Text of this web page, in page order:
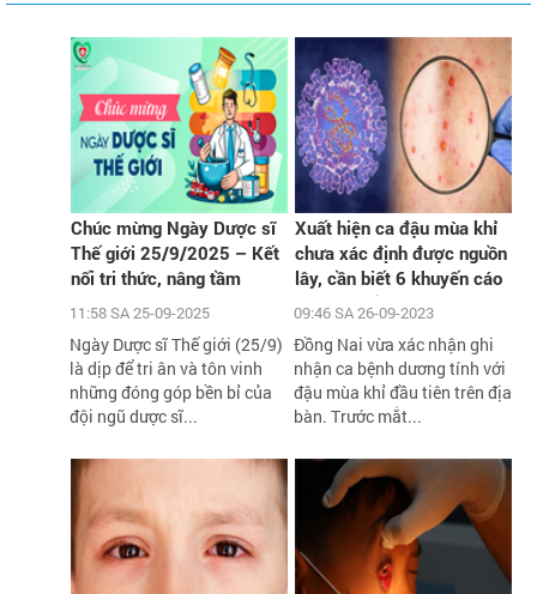
Chúc mừng Ngày Dược sĩ
Thế giới 25/9/2025 – Kết
nối tri thức, nâng tầm
chăm sóc sức khỏe cộng
11:58 SA 25-09-2025
Ngày Dược sĩ Thế giới (25/9)
là dịp để tri ân và tôn vinh
những đóng góp bền bỉ của
đội ngũ dược sĩ...
Xuất hiện ca đậu mùa khỉ
chưa xác định được nguồn
lây, cần biết 6 khuyến cáo
phòng chống dịch của Bộ Y
09:46 SA 26-09-2023
Đồng Nai vừa xác nhận ghi
nhận ca bệnh dương tính với
đậu mùa khỉ đầu tiên trên địa
bàn. Trước mắt...